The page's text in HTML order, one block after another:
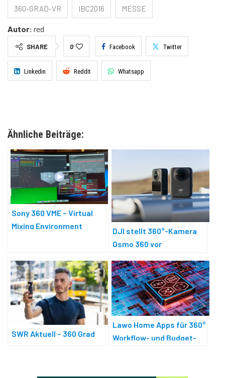
360-GRAD-VR IBC2016 MESSE
Autor: red
SHARE 0 Facebook Twitter
Linkedin Reddit Whatsapp
Ähnliche Beiträge:
Sony 360 VME – Virtual
Mixing Environment
DJI stellt 360°-Kamera
Osmo 360 vor
SWR Aktuell – 360 Grad
Lawo Home Apps für 360°
Workflow- und Budget-